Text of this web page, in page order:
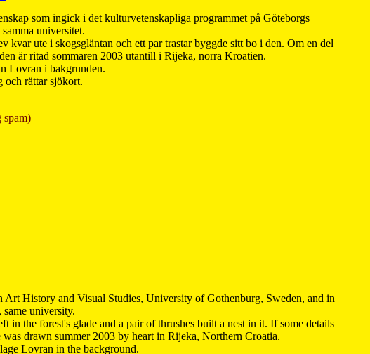
som ingick i det kulturvetenskapliga programmet på Göteborgs
universitet.
kvar ute i skogsgläntan och ett par trastar byggde sitt bo i den. Om en del
är ritad sommaren 2003 utantill i Rijeka, norra Kroatien.
Lovran i bakgrunden.
och rättar sjökort.
spam)
History and Visual Studies, University of Gothenburg, Sweden, and in
university.
in the forest's glade and a pair of thrushes built a nest in it. If some details
drawn summer 2003 by heart in Rijeka, Northern Croatia.
Lovran in the background.